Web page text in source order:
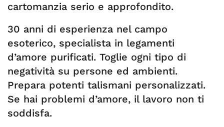
cartomanzia serio e approfondito.
30 anni di esperienza nel campo
esoterico, specialista in legamenti
d’amore purificati. Toglie ogni tipo di
negatività su persone ed ambienti.
Prepara potenti talismani personalizzati.
Se hai problemi d’amore, il lavoro non ti
soddisfa.